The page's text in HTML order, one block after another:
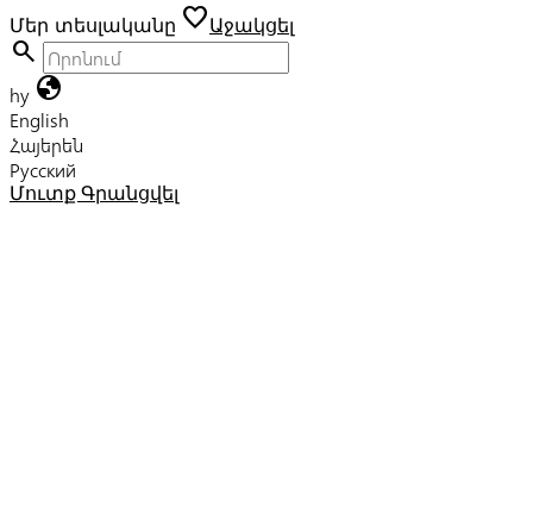
Մեր տեսլականը favoriteԱջակցել
search
hy globe
English
Հայերեն
Русский
Մուտք Գրանցվել